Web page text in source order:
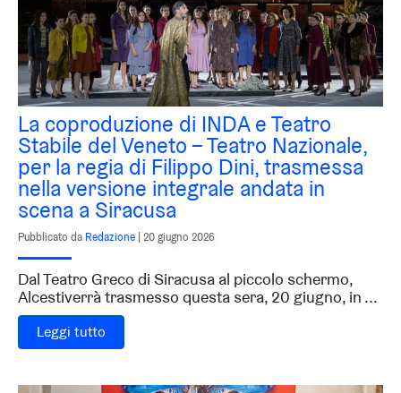
La coproduzione di INDA e Teatro
Stabile del Veneto – Teatro Nazionale,
per la regia di Filippo Dini, trasmessa
nella versione integrale andata in
scena a Siracusa
Pubblicato da Redazione 20 giugno 2026
Dal Teatro Greco di Siracusa al piccolo schermo,
Alcestiverrà trasmesso questa sera, 20 giugno, in ...
Leggi tutto